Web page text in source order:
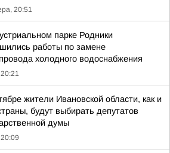
20:51
парке Родники
работы по замене
холодного водоснабжения
жители Ивановской области, как и
будут выбирать депутатов
думы